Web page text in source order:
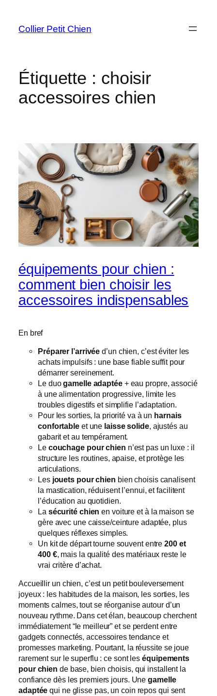
contenu
Collier Petit Chien
Étiquette : choisir
accessoires chien
équipements pour chien :
comment bien choisir les
accessoires indispensables
En bref
Préparer l’arrivée d’un chien, c’est éviter les
achats impulsifs : une base fiable suffit pour
démarrer sereinement.
Le duogamelle adaptée+ eau propre, associé
à une alimentation progressive, limite les
troubles digestifs et simplifie l’adaptation.
Pour les sorties, la priorité va à un harnais
confortableet une laisse solide, ajustés au
gabarit et au tempérament.
Le couchage pour chien n’est pas un luxe : il
structure les routines, apaise, et protège les
articulations.
Les jouets pour chien bien choisis canalisent
la mastication, réduisent l’ennui, et facilitent
l’éducation au quotidien.
La sécurité chien en voiture et à la maison se
gère avec une caisse/ceinture adaptée, plus
quelques réflexes simples.
Un kit de départ tourne souvent entre200 et
400 €, mais la qualité des matériaux reste le
vrai critère d’achat.
Accueillir un chien, c’est un petit bouleversement
joyeux : les habitudes de la maison, les sorties, les
moments calmes, tout se réorganise autour d’un
nouveau rythme. Dans cet élan, beaucoup cherchent
immédiatement “le meilleur” et se perdent entre
gadgets connectés, accessoires tendance et
promesses marketing. Pourtant, la réussite se joue
rarement sur le superflu : ce sont leséquipements
pour chien de base, bien choisis, qui installent la
confiance dès les premiers jours. Unegamelle
adaptée qui ne glisse pas, un coin repos qui sent